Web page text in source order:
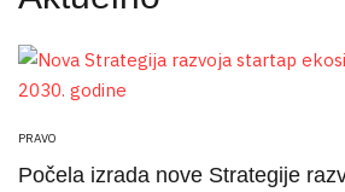
PRAVO
Počela izrada nove Strategije